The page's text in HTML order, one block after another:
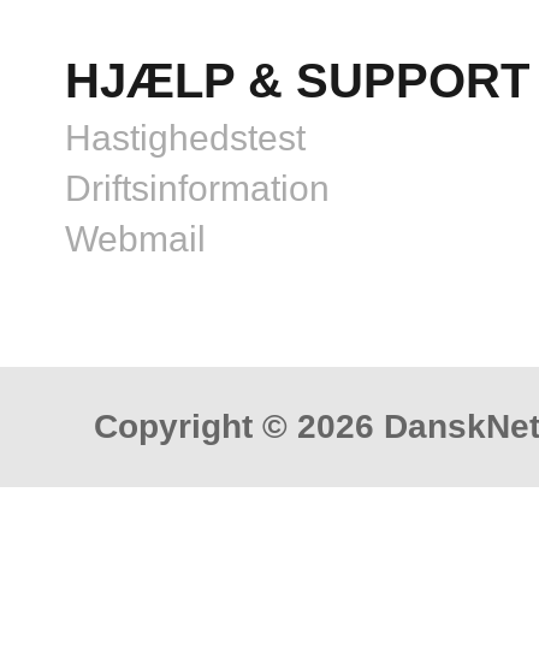
HJÆLP & SUPPORT
Hastighedstest
Driftsinformation
Webmail
Copyright © 2026